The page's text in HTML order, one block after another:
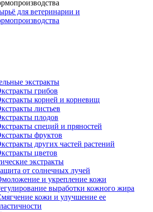
для ветеринарии и
экстракты
грибов
корней и корневищ
листьев
плодов
специй и пряностей
фруктов
других частей растений
цветов
экстракты
от солнечных лучей
и укрепление кожи
выработки кожного жира
кожи и улучшение ее